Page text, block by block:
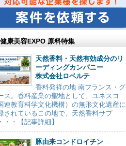
健康美容EXPO 原料特集
天然香料・天然有効成分のリ
ーディングカンパニー
株式会社ロベルテ
香料発祥の地 南フランス・グ
ス。香料産業の聖地として、ユネスコ
連教育科学文化機構）の無形文化遺産に
されているこの地で、天然香料サプ
・・【記事詳細】
豚由来コンドロイチン